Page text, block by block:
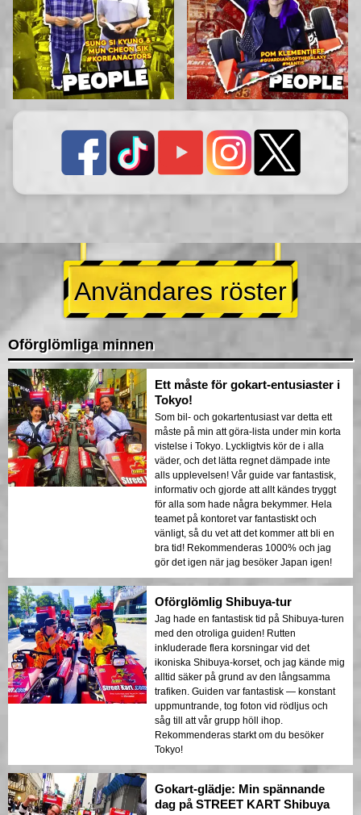
Användares röster
Oförglömliga minnen
Ett måste för gokart-entusiaster i
Tokyo!
Som bil- och gokartentusiast var detta ett
måste på min att göra-lista under min korta
vistelse i Tokyo. Lyckligtvis kör de i alla
väder, och det lätta regnet dämpade inte
alls upplevelsen! Vår guide var fantastisk,
informativ och gjorde att allt kändes tryggt
för alla som hade några bekymmer. Hela
teamet på kontoret var fantastiskt och
vänligt, så du vet att det kommer att bli en
bra tid! Rekommenderas 1000% och jag
gör det igen när jag besöker Japan igen!
Oförglömlig Shibuya-tur
Jag hade en fantastisk tid på Shibuya-turen
med den otroliga guiden! Rutten
inkluderade flera korsningar vid det
ikoniska Shibuya-korset, och jag kände mig
alltid säker på grund av den långsamma
trafiken. Guiden var fantastisk — konstant
uppmuntrande, tog foton vid rödljus och
såg till att vår grupp höll ihop.
Rekommenderas starkt om du besöker
Tokyo!
Gokart-glädje: Min spännande
dag på STREET KART Shibuya